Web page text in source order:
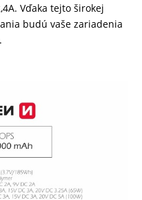
Vďaka tejto širokej
budú vaše zariadenia